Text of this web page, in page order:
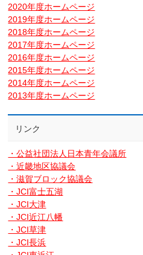
2020年度ホームページ
2019年度ホームページ
2018年度ホームページ
2017年度ホームページ
2016年度ホームページ
2015年度ホームページ
2014年度ホームページ
2013年度ホームページ
リンク
・公益社団法人日本青年会議所
・近畿地区協議会
・滋賀ブロック協議会
・JCI富士五湖
・JCI大津
・JCI近江八幡
・JCI草津
・JCI長浜